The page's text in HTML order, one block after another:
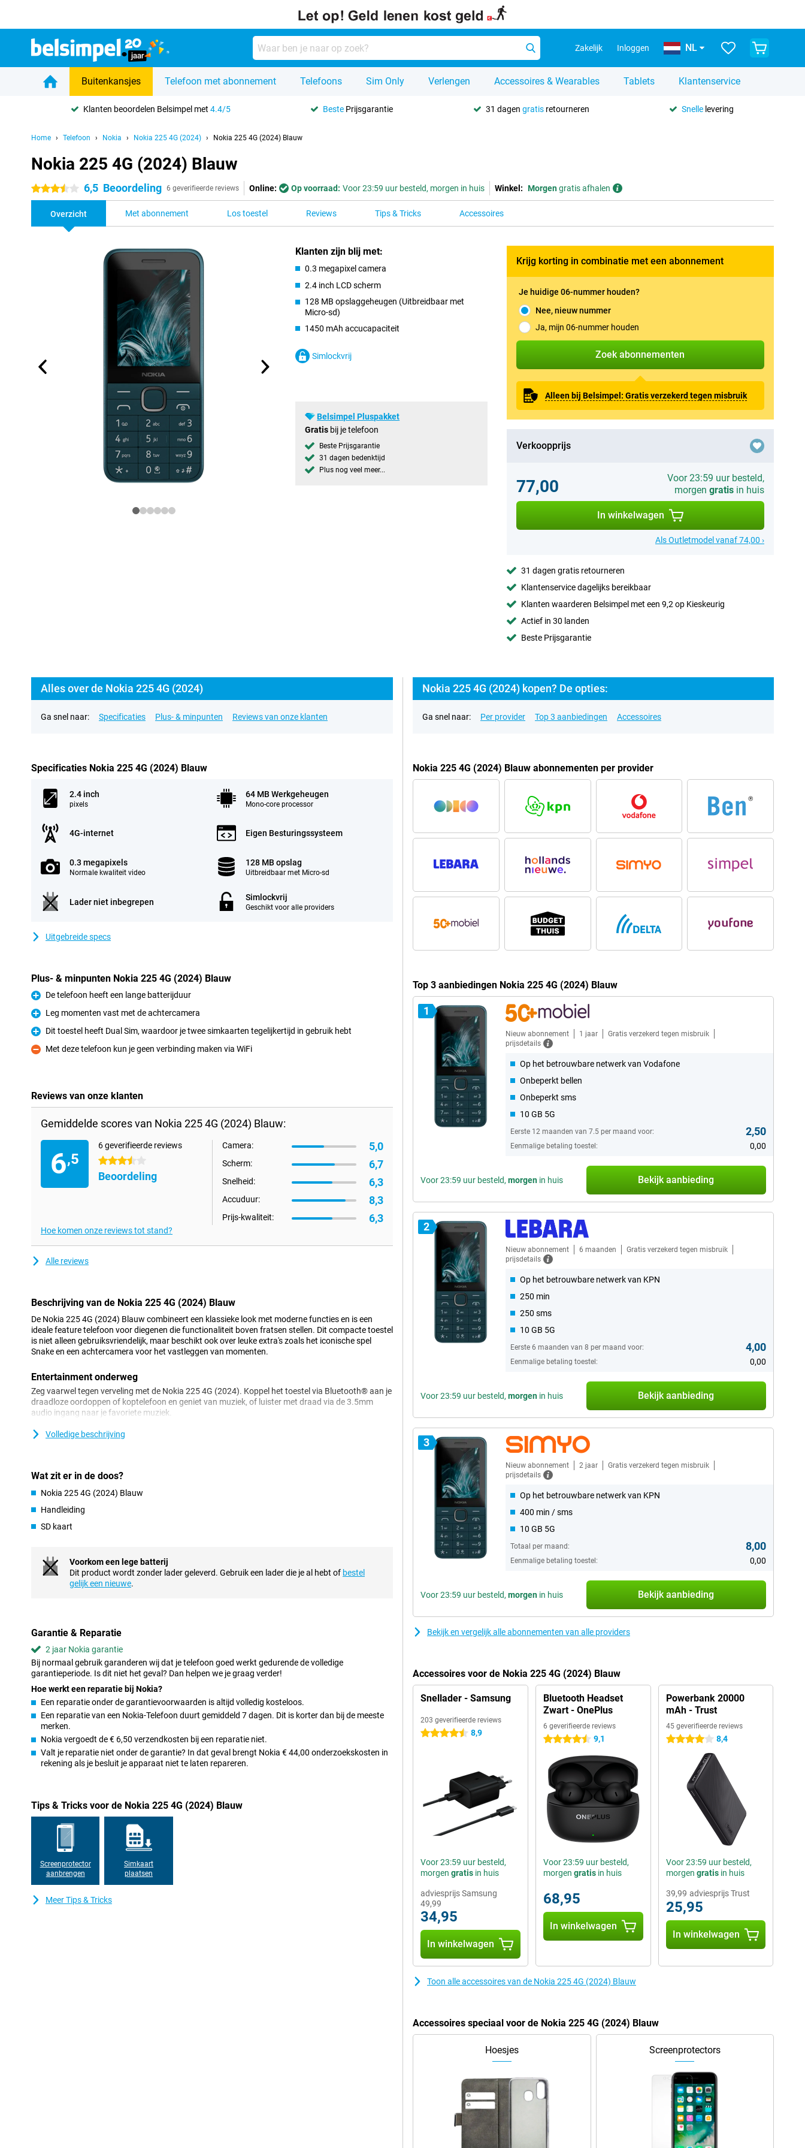
Zakelijk Inloggen NL
Buitenkansjes Telefoon met abonnement Telefoons Sim Only Verlengen Accessoires & Wearables Tablets Klantenservice
Klanten beoordelen Belsimpel met4.4/5 Beste Prijsgarantie 31 dagen gratisretourneren Snellelevering
Home Telefoon Nokia Nokia 225 4G (2024) Nokia 225 4G (2024) Blauw
Nokia 225 4G (2024) Blauw
3.5 sterren 6,5 Beoordeling 6 geverifieerde reviews Online: Op voorraad: Voor 23:59 uur besteld, morgen in huis Winkel: Morgengratis afhalen
Overzicht Met abonnement Los toestel Reviews Tips & Tricks Accessoires
Klanten zijn blij met:
0.3 megapixel camera
2.4 inch LCD scherm
128 MB opslaggeheugen (Uitbreidbaar met
Micro-sd)
1450 mAh accucapaciteit
Simlockvrij
Belsimpel Pluspakket
Gratis bij je telefoon
Beste Prijsgarantie
31 dagen bedenktijd
Plus nog veel meer...
Krijg korting in combinatie met een abonnement
Je huidige 06-nummer houden?
Nee, nieuw nummer
Ja, mijn 06-nummer houden
Zoek abonnementen
Alleen bij Belsimpel: Gratis verzekerd tegen misbruik
Verkoopprijs
77,00
Voor 23:59 uur besteld,
morgen gratisin huis
In winkelwagen
Als Outletmodel vanaf 74,00 ›
31 dagen gratis retourneren
Klantenservice dagelijks bereikbaar
Klanten waarderen Belsimpel met een 9,2 op Kieskeurig
Actief in 30 landen
Beste Prijsgarantie
Alles over de Nokia 225 4G (2024)
Ga snel naar: Specificaties Plus- & minpunten Reviews van onze klanten
Specificaties Nokia 225 4G (2024) Blauw
2.4 inch
pixels
64 MB Werkgeheugen
Mono-core processor
4G-internet Eigen Besturingssysteem
0.3 megapixels
Normale kwaliteit video
128 MB opslag
Uitbreidbaar met Micro-sd
Lader niet inbegrepen Simlockvrij
Geschikt voor alle providers
Uitgebreide specs
Plus- & minpunten Nokia 225 4G (2024) Blauw
Pluspunt
De telefoon heeft een lange batterijduur
Pluspunt
Leg momenten vast met de achtercamera
Pluspunt
Dit toestel heeft Dual Sim, waardoor je twee simkaarten tegelijkertijd in gebruik hebt
Minpunt
Met deze telefoon kun je geen verbinding maken via WiFi
Reviews van onze klanten
Gemiddelde scores van Nokia 225 4G (2024) Blauw:
6,5
6 geverifieerde reviews
3.5 sterren
Beoordeling
Camera: 5,0
Scherm: 6,7
Snelheid: 6,3
Accuduur: 8,3
Prijs-kwaliteit: 6,3
Hoe komen onze reviews tot stand?
Alle reviews
Beschrijving van de Nokia 225 4G (2024) Blauw
De Nokia 225 4G (2024) Blauw combineert een klassieke look met moderne functies en is een
ideale feature telefoon voor diegenen die functionaliteit boven fratsen stellen. Dit compacte toestel
is niet alleen gebruiksvriendelijk, maar beschikt ook over leuke extra's zoals het iconische spel
Snake en een achtercamera voor het vastleggen van momenten.
Entertainment onderweg
Zeg vaarwel tegen verveling met de Nokia 225 4G (2024). Koppel het toestel via Bluetooth® aan je
draadloze oordoppen of koptelefoon en geniet van muziek, of luister met draad via de 3.5mm
audio ingang naar je favoriete muziek.
Langdurige batterij
kunt doen en minder hoeft te laden. Ideaal voor lange dagen of reizen waar toegang tot een
Compact en robuust
Ondanks zijn kleine formaat, is de Nokia 225 4G (2024) Blauw een krachtig toestel. Het moderne,
die je van Nokia verwacht.
Eenvoudige communicatie
likes of comments, maar van echte gesprekken met mensen die ertoe doen.
Volledige beschrijving
Wat zit er in de doos?
Nokia 225 4G (2024) Blauw
Handleiding
SD kaart
Voorkom een lege batterij
Dit product wordt zonder lader geleverd. Gebruik een lader die je al hebt of bestel
gelijk een nieuwe.
Garantie & Reparatie
2 jaar Nokia garantie
Bij normaal gebruik garanderen wij dat je telefoon goed werkt gedurende de volledige
garantieperiode. Is dit niet het geval? Dan helpen we je graag verder!
Hoe werkt een reparatie bij Nokia?
Een reparatie onder de garantievoorwaarden is altijd volledig kosteloos.
Een reparatie van een Nokia-Telefoon duurt gemiddeld 7 dagen. Dit is korter dan bij de meeste
merken.
Nokia vergoedt de € 6,50 verzendkosten bij een reparatie niet.
Valt je reparatie niet onder de garantie? In dat geval brengt Nokia € 44,00 onderzoekskosten in
rekening als je besluit je apparaat niet te laten repareren.
Tips & Tricks voor de Nokia 225 4G (2024) Blauw
Screenprotector
aanbrengen
Simkaart
plaatsen
Meer Tips & Tricks
Nokia 225 4G (2024) kopen? De opties:
Ga snel naar: Per provider Top 3 aanbiedingen Accessoires
Nokia 225 4G (2024) Blauw abonnementen per provider
Top 3 aanbiedingen Nokia 225 4G (2024) Blauw
1
Nieuw abonnement 1 jaar
Gratis verzekerd tegen misbruik
prijsdetails
Op het betrouwbare netwerk van Vodafone
Onbeperkt bellen
Onbeperkt sms
10 GB 5G
Eerste 12 maanden van 7.5 per maand voor: 2,50
Eenmalige betaling toestel: 0,00
Voor 23:59 uur besteld, morgen in huis Bekijk aanbieding
2
Nieuw abonnement 6 maanden
Gratis verzekerd tegen misbruik
prijsdetails
Op het betrouwbare netwerk van KPN
250 min
250 sms
10 GB 5G
Eerste 6 maanden van 8 per maand voor: 4,00
Eenmalige betaling toestel: 0,00
Voor 23:59 uur besteld, morgen in huis Bekijk aanbieding
3
Nieuw abonnement 2 jaar
Gratis verzekerd tegen misbruik
prijsdetails
Op het betrouwbare netwerk van KPN
400 min / sms
10 GB 5G
Totaal per maand: 8,00
Eenmalige betaling toestel: 0,00
Voor 23:59 uur besteld, morgen in huis Bekijk aanbieding
Bekijk en vergelijk alle abonnementen van alle providers
Accessoires voor de Nokia 225 4G (2024) Blauw
Snellader - Samsung
203 geverifieerde reviews
4.5 sterren 8,9
Voor 23:59 uur besteld,
morgen gratis in huis
49,99
adviesprijs Samsung
34,95
In winkelwagen
Bluetooth Headset
Zwart - OnePlus
6 geverifieerde reviews
4.5 sterren 9,1
Voor 23:59 uur besteld,
morgen gratisin huis
68,95
In winkelwagen
Powerbank 20000
mAh - Trust
45 geverifieerde reviews
4 sterren 8,4
Voor 23:59 uur besteld,
morgen gratisin huis
39,99 adviesprijs Trust
25,95
In winkelwagen
Toon alle accessoires van de Nokia 225 4G (2024) Blauw
Accessoires speciaal voor de Nokia 225 4G (2024) Blauw
Hoesjes Screenprotectors